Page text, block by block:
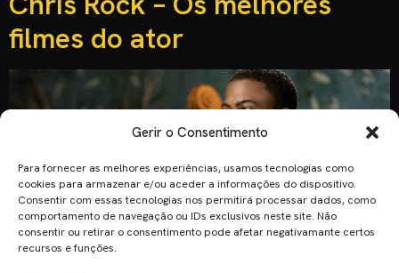
Gerir o Consentimento
Para fornecer as melhores experiências, usamos tecnologias como
cookies para armazenar e/ou aceder a informações do dispositivo.
Consentir com essas tecnologias nos permitirá processar dados, como
comportamento de navegação ou IDs exclusivos neste site. Não
consentir ou retirar o consentimento pode afetar negativamante certos
recursos e funções.
filmes do ator